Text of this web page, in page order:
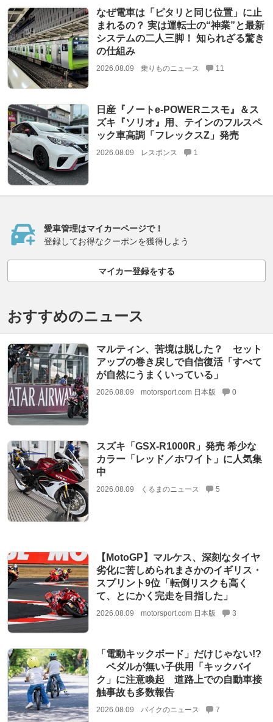
なぜ電車は「ピタリと同じ位置」に止
まれるの？ 実は運転士の“神業”と最新
システムの二人三脚！ 知られざる驚き
の仕組み
2026.08.09 乗りものニュース 11
日産『ノートe-POWERニスモ』＆ス
ズキ『ソリオ』用、テインのフルスペ
ック車高調「フレックスZ」発売
2026.08.09 レスポンス 1
愛車管理はマイカーページで！
登録してお得なクーポンを獲得しよう
マイカー登録をする
おすすめのニュース
マルティン、苦境は脱した？ セット
アップの巻き戻しで自信復活「すべて
が自然にうまくいっている」
2026.08.09 motorsport.com 日本版 0
スズキ「GSX-R1000R」発売 希少な
カラー「レッド／ホワイト」に人気集
中
2026.08.09 くるまのニュース 5
【MotoGP】マルケス、深刻なタイヤ
劣化に苦しめられまさかのイギリス・
スプリント9位「転倒リスクも高く
て、とにかく完走を目指した」
2026.08.09 motorsport.com 日本版 3
「電動キックボード」だけじゃない!?
ペダルが無い子供用「キックバイ
ク」に注意喚起 道路上での自動車接
触事故も多数報告
2026.08.09 バイクのニュース 7